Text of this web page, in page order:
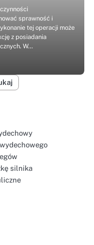
sprawność i
tej operacji może
z posiadania
W…
silnika